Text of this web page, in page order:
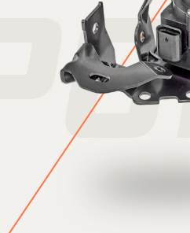
Garages
Distributeurs
À propos de